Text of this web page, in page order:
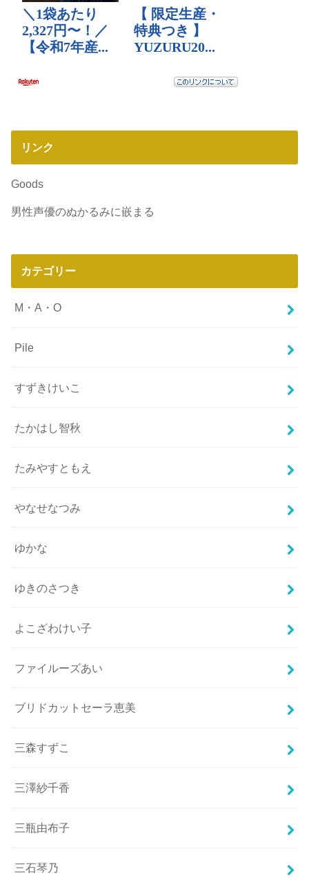
リンク
Goods
男性声優のぬかるみに嵌まる
カテゴリー
M・A・O
Pile
すずきけいこ
たかはし智秋
たみやすともえ
やなせなつみ
ゆかな
ゆきのさつき
よこざわけい子
ファイルーズあい
ブリドカットセーラ恵美
三森すずこ
三澤紗千香
三瓶由布子
三石琴乃